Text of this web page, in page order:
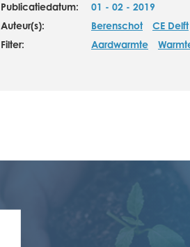
Publicatiedatum:
01 - 02 - 2019
Auteur(s):
Berenschot CE Delft
Filter:
Aardwarmte